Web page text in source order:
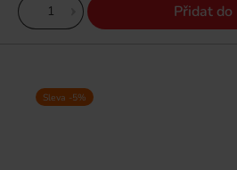
Přidat do
Sleva -5%